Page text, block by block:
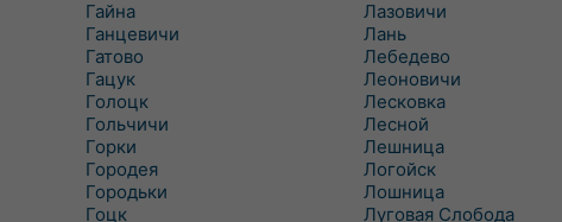
Гайна
Ганцевичи
Гатово
Гацук
Голоцк
Гольчичи
Горки
Городея
Городьки
Гоцк
Лазовичи
Лань
Лебедево
Леоновичи
Лесковка
Лесной
Лешница
Логойск
Лошница
Луговая Слобода